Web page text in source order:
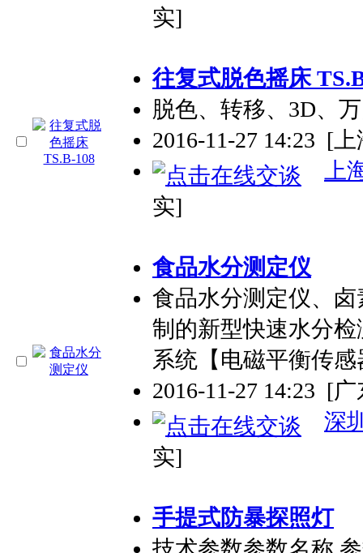
实]
往复式脱色摇床
脱色、转移、3D、
2016-11-27 14:23 [上
上
实]
食品水分测定仪
食品水分测定仪、
制的新型快速水分
系统【电磁平衡传
2016-11-27 14:23 [广
深
实]
手提式防暴探照灯